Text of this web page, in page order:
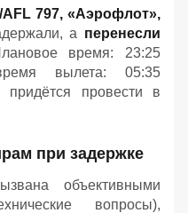
AFL 797, «Аэрофлот»,
а перенесли
время: 23:25
вылета: 05:35
придётся провести в
при задержке
объективными
вопросы),